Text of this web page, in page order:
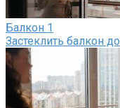
Балкон 1
Застеклить балкон